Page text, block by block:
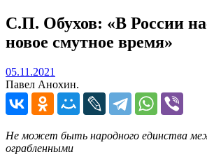
С.П. Обухов: «В России
новое смутное время»
05.11.2021
Павел Анохин.
Не может быть народного единства
ограбленными